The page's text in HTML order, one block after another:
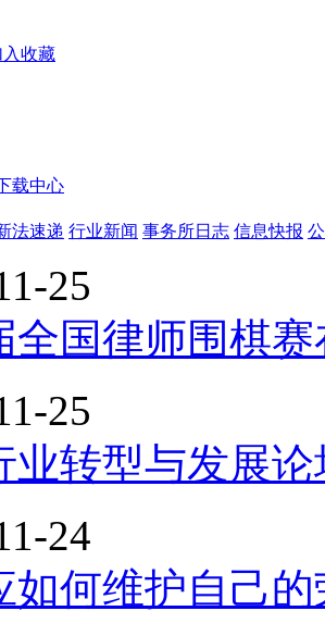
入收藏
载中心
法速递 行业新闻 事务所日志 信息快报
25
全国律师围棋
25
业转型与发展
24
如何维护自己